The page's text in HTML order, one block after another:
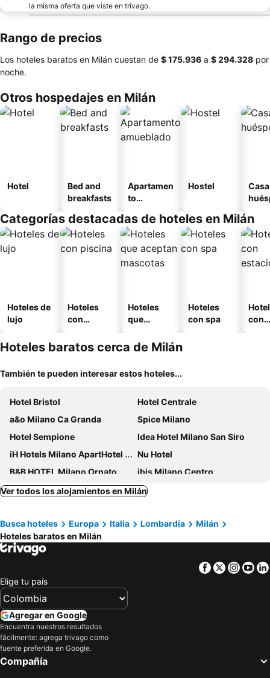
la misma oferta que viste en trivago.
Rango de precios
Los hoteles baratos en Milán cuestan de ‎$ 175.936 a ‎$ 294.328 por
noche.
Otros hospedajes en Milán
Hotel
Bed and
breakfasts
Apartamen
to
o
Hostel
Categorías destacadas de hoteles en Milán
Hoteles de
lujo
Hoteles
con
Hoteles
que
mascotas
Hoteles
con spa
con
Hoteles baratos cerca de Milán
También te pueden interesar estos hoteles...
Hotel Bristol
Hotel Centrale
a&o Milano Ca Granda
Spice Milano
Hotel Sempione
Idea Hotel Milano San Siro
iH Hotels Milano ApartHotel Argonne Park
Nu Hotel
B&B HOTEL Milano Ornato
ibis Milano Centro
Hotel Metropoli
Hotel Da Vinci Milano
IH Hotels Milano Centrale
J24 Hotel Milano
Hotel Berna
iH Hotels Milano Lorenteggio
iH Hotels Milano Gioia
Hotel Milano Regency
Doria Grand Hotel
Golf Hotel Milano
Rosa Grand Milano - Starhotels Collezione
Albergo Corvetto Corso Lodi
B&B HOTEL Milano San Siro
Ver todos los alojamientos en Milán
Busca hoteles Europa Italia Lombardía
Milán
Hoteles baratos en Milán
Facebook
Twitter
Elige tu país
Agregar en Google
Encuentra nuestros resultados
fácilmente: agrega trivago como
fuente preferida en Google.
Compañía